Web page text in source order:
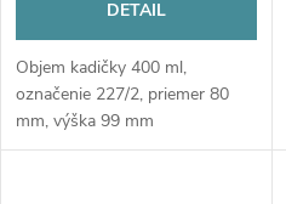
DETAIL
Objem kadičky 400 ml,
označenie 227/2, priemer 80
mm, výška 99 mm